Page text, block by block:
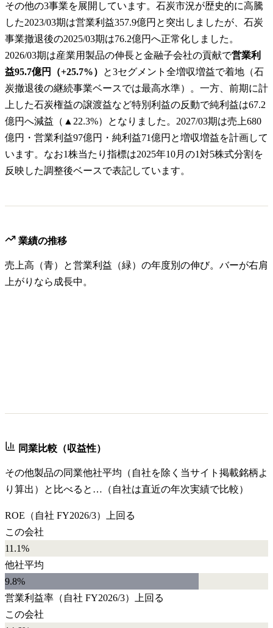
その他の3事業を展開しています。石炭市況が歴史的に高騰
した2023/03期は営業利益357.9億円と突出しましたが、石炭
事業撤退後の2025/03期は76.2億円へ正常化しました。
2026/03期は産業用製品の伸長と金融子会社の貢献で営業利
益95.7億円（+25.7%）
と3セグメント全増収増益で着地（石
炭撤退後の継続事業ベースでは最高水準）。一方、前期に計
上した石炭権益の譲渡益など特別利益の反動で純利益は67.2
億円へ減益（▲22.3%）となりました。2027/03期は売上680
億円・営業利益97億円・純利益71億円と増収増益を計画して
います。なお1株当たり指標は2025年10月の1対5株式分割を
反映した調整後ベースで表記しています。
業績の推移
売上高（青）と営業利益（緑）の年度別の伸び。バーが右肩
上がりなら成長中。
同業比較（収益性）
その他製品の同業他社平均（自社を除く当サイト掲載銘柄よ
り算出）と比べると…（自社は直近の年次実績で比較）
ROE （自社 FY2026/3）
上回る
この会社
11.1%
他社平均
9.8%
営業利益率 （自社 FY2026/3）
上回る
この会社